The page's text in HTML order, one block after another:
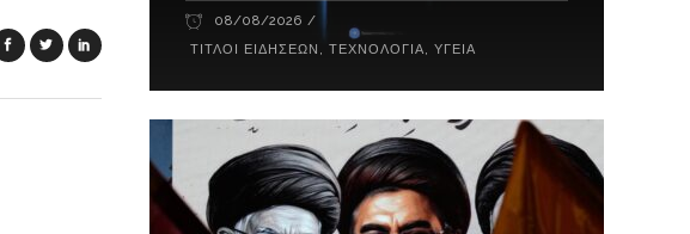
08/08/2026
ΤΊΤΛΟΙ ΕΙΔΉΣΕΩΝ ,ΤΕΧΝΟΛΟΓΊΑ,ΥΓΕΊΑ